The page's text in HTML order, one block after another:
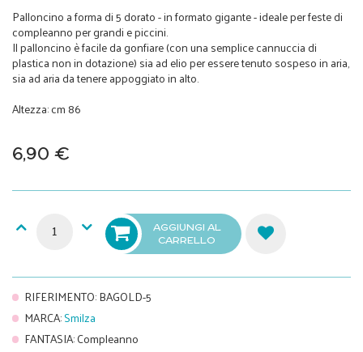
Palloncino a forma di 5 dorato - in formato gigante - ideale per feste di
compleanno per grandi e piccini.
Il palloncino è facile da gonfiare (con una semplice cannuccia di
plastica non in dotazione) sia ad elio per essere tenuto sospeso in aria,
sia ad aria da tenere appoggiato in alto.
Altezza: cm 86
6,90 €
AGGIUNGI AL
CARRELLO
RIFERIMENTO:BAGOLD-5
MARCA:Smilza
FANTASIA:Compleanno